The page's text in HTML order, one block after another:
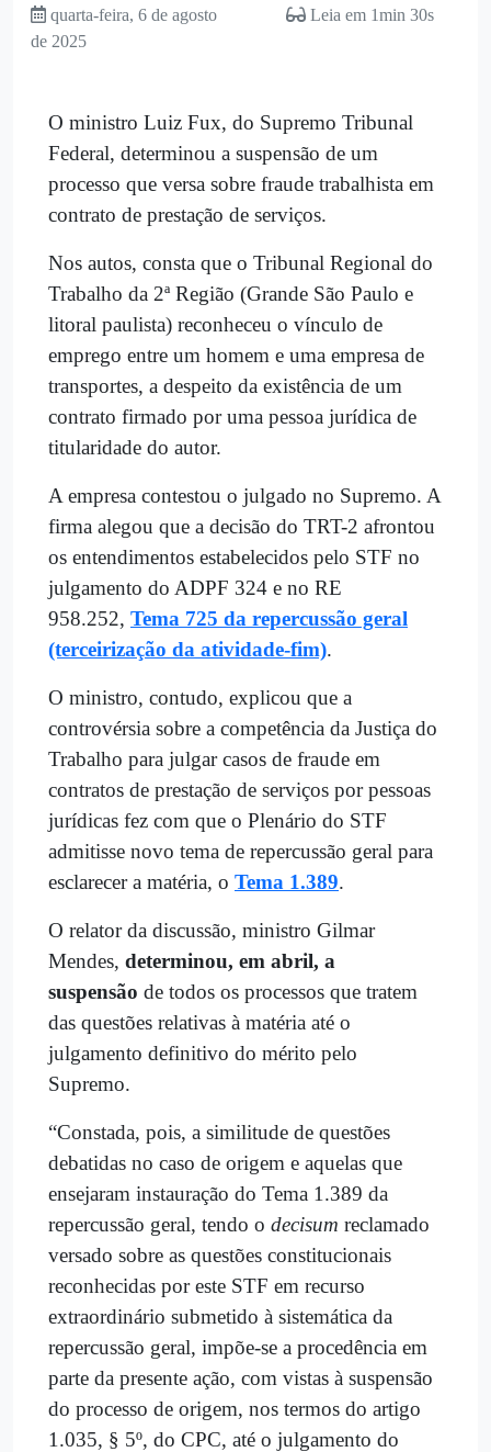
quarta-feira, 6 de agosto
de 2025
Leia em 1min 30s
O ministro Luiz Fux, do Supremo Tribunal
Federal, determinou a suspensão de um
processo que versa sobre fraude trabalhista em
contrato de prestação de serviços.
Nos autos, consta que o Tribunal Regional do
Trabalho da 2ª Região (Grande São Paulo e
litoral paulista) reconheceu o vínculo de
emprego entre um homem e uma empresa de
transportes, a despeito da existência de um
contrato firmado por uma pessoa jurídica de
titularidade do autor.
A empresa contestou o julgado no Supremo. A
firma alegou que a decisão do TRT-2 afrontou
os entendimentos estabelecidos pelo STF no
julgamento do ADPF 324 e no RE
958.252, Tema 725 da repercussão geral
(terceirização da atividade-fim).
O ministro, contudo, explicou que a
controvérsia sobre a competência da Justiça do
Trabalho para julgar casos de fraude em
contratos de prestação de serviços por pessoas
jurídicas fez com que o Plenário do STF
admitisse novo tema de repercussão geral para
esclarecer a matéria, o Tema 1.389.
O relator da discussão, ministro Gilmar
Mendes, determinou, em abril, a
suspensão de todos os processos que tratem
das questões relativas à matéria até o
julgamento definitivo do mérito pelo
Supremo.
“Constada, pois, a similitude de questões
debatidas no caso de origem e aquelas que
ensejaram instauração do Tema 1.389 da
repercussão geral, tendo o decisum reclamado
versado sobre as questões constitucionais
reconhecidas por este STF em recurso
extraordinário submetido à sistemática da
repercussão geral, impõe-se a procedência em
parte da presente ação, com vistas à suspensão
do processo de origem, nos termos do artigo
1.035, § 5º, do CPC, até o julgamento do